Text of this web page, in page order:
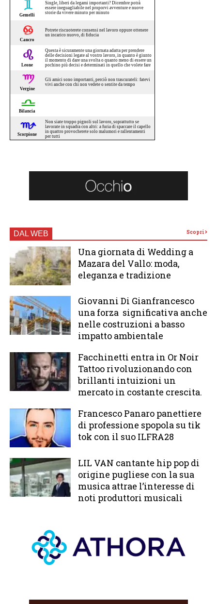
DAL WEB Scopri
Una giornata di Wedding a
Mazara del Vallo: moda,
eleganza e tradizione
Giovanni Di Gianfrancesco
una forza significativa anche
nelle costruzioni a basso
impatto ambientale
Facchinetti entra in Or Noir
Tattoo rivoluzionando con
brillanti intuizioni un
mercato in costante crescita.
Francesco Panaro panettiere
di professione spopola su tik
tok con il suo ILFRA28
LIL VAN cantante hip pop di
origine pugliese con la sua
musica attrae l’interesse di
noti produttori musicali